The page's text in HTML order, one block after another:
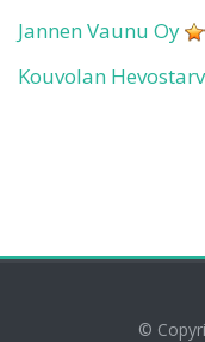
Jannen Vaunu Oy
Kouvolan
©